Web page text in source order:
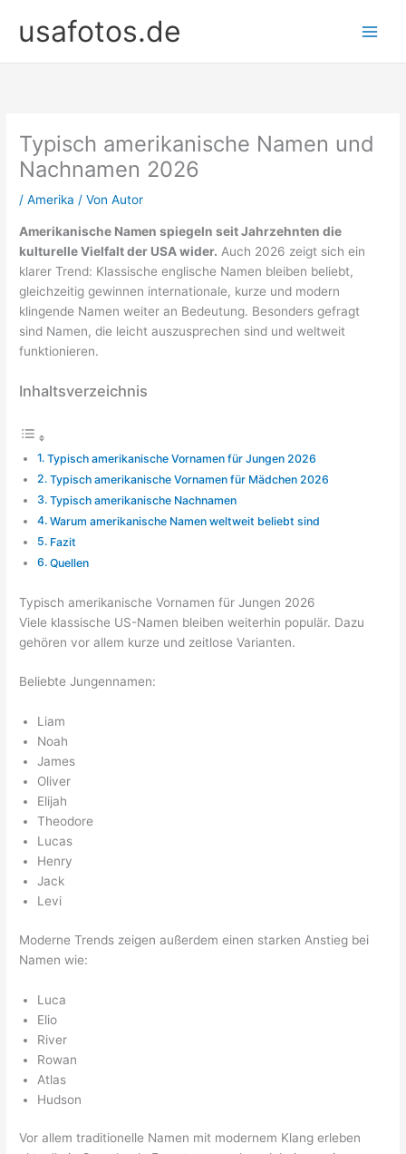
Inhaltusafotos.de
Typisch amerikanische Namen und
Nachnamen 2026
/Amerika / VonAutor
Amerikanische Namen spiegeln seit Jahrzehnten die
kulturelle Vielfalt der USA wider. Auch 2026 zeigt sich ein
klarer Trend: Klassische englische Namen bleiben beliebt,
gleichzeitig gewinnen internationale, kurze und modern
klingende Namen weiter an Bedeutung. Besonders gefragt
sind Namen, die leicht auszusprechen sind und weltweit
funktionieren.
Inhaltsverzeichnis
Typisch amerikanische Vornamen für Jungen 2026
Typisch amerikanische Vornamen für Mädchen 2026
Typisch amerikanische Nachnamen
Warum amerikanische Namen weltweit beliebt sind
Fazit
Quellen
Typisch amerikanische Vornamen für Jungen 2026
Viele klassische US-Namen bleiben weiterhin populär. Dazu
gehören vor allem kurze und zeitlose Varianten.
Beliebte Jungennamen:
Liam
Noah
James
Oliver
Elijah
Theodore
Lucas
Henry
Jack
Levi
Moderne Trends zeigen außerdem einen starken Anstieg bei
Namen wie:
Luca
Elio
River
Rowan
Atlas
Hudson
Vor allem traditionelle Namen mit modernem Klang erleben